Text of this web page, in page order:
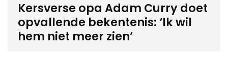
Kersverse opa Adam Curry doet
opvallende bekentenis: ‘Ik wil
hem niet meer zien’